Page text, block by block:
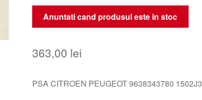
Anuntati cand produsul este in stoc
363,00 lei
PSA CITROEN PEUGEOT 9638343780 1502J3